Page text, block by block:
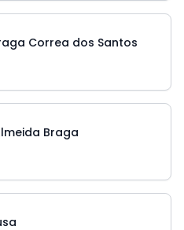
Correa dos Santos
Braga